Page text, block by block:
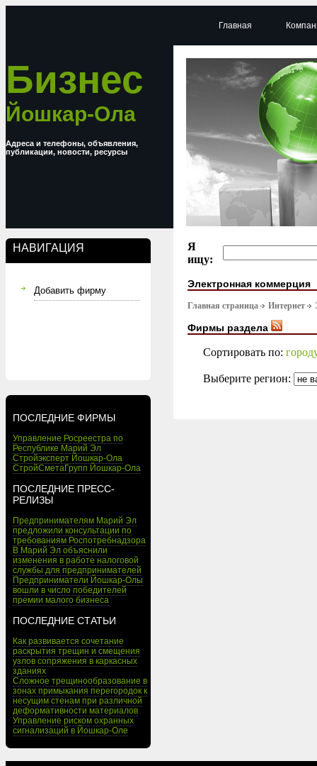
Бизнес
Йошкар-Ола
Адреса и телефоны, объявления,
публикации, новости, ресурсы
НАВИГАЦИЯ
Добавить фирму
ПОСЛЕДНИЕ ФИРМЫ
Управление Росреестра по
Республике Марий Эл
Стройэксперт Йошкар-Ола
СтройСметаГрупп Йошкар-Ола
ПОСЛЕДНИЕ ПРЕСС-
РЕЛИЗЫ
Предпринимателям Марий Эл
предложили консультации по
требованиям Роспотребнадзора
В Марий Эл объяснили
изменения в работе налоговой
службы для предпринимателей
Предприниматели Йошкар-Олы
вошли в число победителей
премии малого бизнеса
ПОСЛЕДНИЕ СТАТЬИ
Как развивается сочетание
раскрытия трещин и смещения
узлов сопряжения в каркасных
зданиях
Сложное трещинообразование в
зонах примыкания перегородок к
несущим стенам при различной
деформативности материалов
Управление риском охранных
сигнализаций в Йошкар-Оле
Главная
Я
ищу:
Электронная коммерция
Главная страница Интернет
Фирмы раздела
Сортировать по:
Выберите регион: